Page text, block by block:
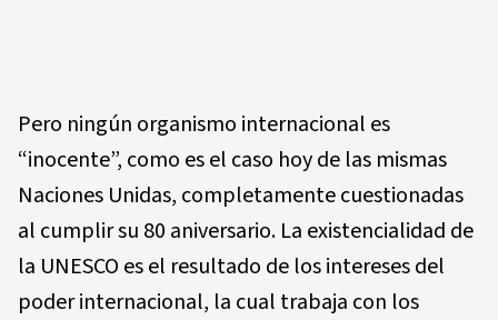
Pero ningún organismo internacional es
“inocente”, como es el caso hoy de las mismas
Naciones Unidas, completamente cuestionadas
al cumplir su 80 aniversario. La existencialidad de
la UNESCO es el resultado de los intereses del
poder internacional, la cual trabaja con los